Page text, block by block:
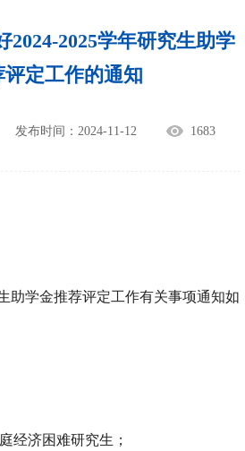
2024-2025学年研究生助学
评定工作的通知
发布时间：2024-11-12 1683
助学金推荐评定工作有关事项通知如
经济困难研究生；